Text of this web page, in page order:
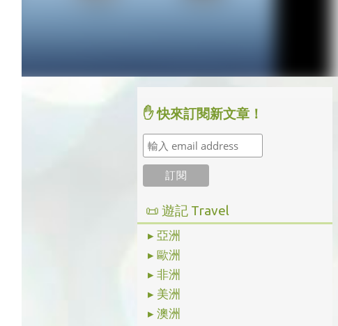
✋ 快來訂閱新文章！
📜 遊記 Travel
▸ 亞洲
▸ 歐洲
▸ 非洲
▸ 美洲
▸ 澳洲